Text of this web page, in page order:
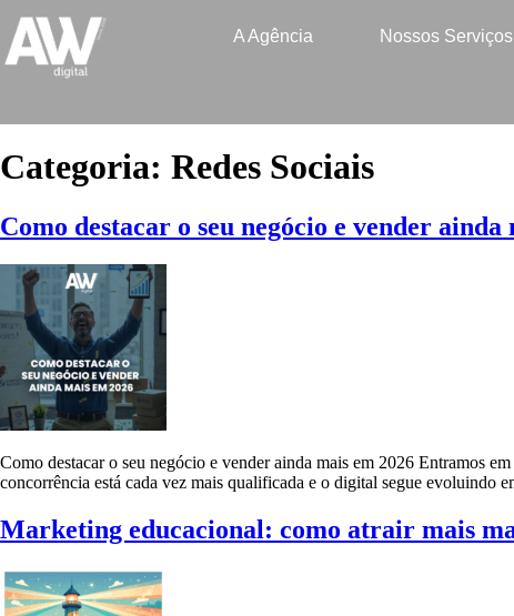
A Agência Nossos Serviços
Categoria: Redes Sociais
Como destacar o seu negócio e vender ainda
Como destacar o seu negócio e vender ainda mais em 2026 Entramos
concorrência está cada vez mais qualificada e o digital segue
Marketing educacional: como atrair mais